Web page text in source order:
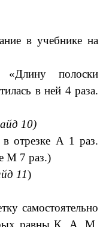
в учебнике на
«Длину полоски
в ней 4 раза.
10)
отрезке А 1 раз.
М 7 раз.)
11)
самостоятельно
равны К, А, М.